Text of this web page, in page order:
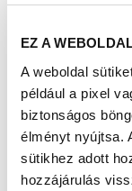
EZ A
A weboldal
például a pixel
biztonságos
élményt nyújtsa.
sütikhez adott
hozzájárulás
nemcsak
napos
aktivitásukért –
részvételért –
így összegyűlt
minden
Idén 2
extra
Komárom